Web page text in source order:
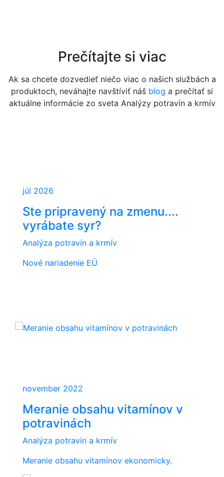
Prečítajte si viac
Ak sa chcete dozvedieť niečo viac o našich službách a
produktoch, neváhajte navštíviť náš blog a prečítať si
aktuálne informácie zo sveta Analýzy potravín a krmív
júl 2026
Ste pripravený na zmenu....
vyrábate syr?
Analýza potravín a krmív
Nové nariadenie EÚ
november 2022
Meranie obsahu vitamínov v
potravinách
Analýza potravín a krmív
Meranie obsahu vitamínov ekonomicky.